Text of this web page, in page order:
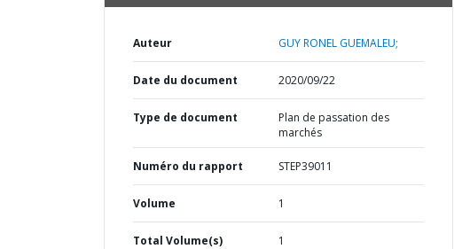
Auteur GUY RONEL GUEMALEU;
Date du document 2020/09/22
Type de document
Plan de passation des
marchés
Numéro du rapport STEP39011
Volume 1
Total Volume(s) 1